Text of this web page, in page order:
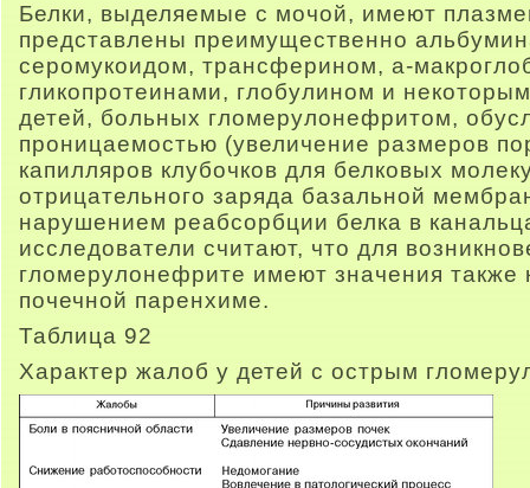
Белки, выделяемые с мочой, имеют
представлены преимущественно
серомукоидом, трансферином, а-
гликопротеинами, глобулином и
детей, больных гломерулонефритом,
проницаемостью (увеличение размеров
капилляров клубочков для белковых
отрицательного заряда базальной
нарушением реабсорбции белка в
исследователи считают, что для
гломерулонефрите имеют значения также
почечной паренхиме.
Таблица 92
Характер жалоб у детей с острым